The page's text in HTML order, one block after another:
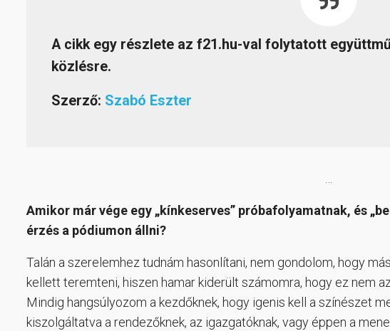
A cikk egy részlete az f21.hu-val folytatott
közlésre.
Szerző: Szabó Eszter
Amikor már vége egy „kínkeserves” próbafolyamatnak, és
érzés a pódiumon állni?
Talán a szerelemhez tudnám hasonlítani, nem gondolom, hogy
kellett teremteni, hiszen hamar kiderült számomra, hogy ez nem
Mindig hangsúlyozom a kezdőknek, hogy igenis kell a színészet
kiszolgáltatva a rendezőknek, az igazgatóknak, vagy éppen a